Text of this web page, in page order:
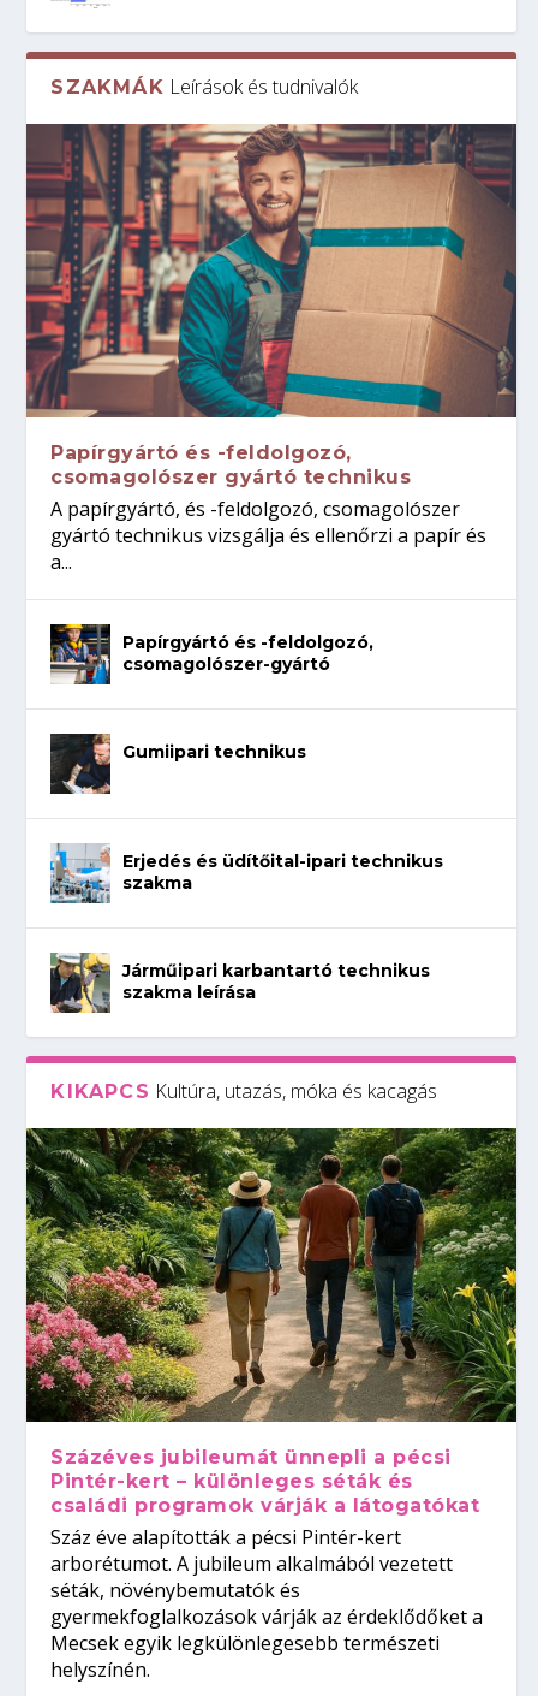
SZAKMÁK Leírások és tudnivalók
Papírgyártó és -feldolgozó,
csomagolószer gyártó technikus
A papírgyártó, és -feldolgozó, csomagolószer
gyártó technikus vizsgálja és ellenőrzi a papír és
a...
Papírgyártó és -feldolgozó,
csomagolószer-gyártó
Gumiipari technikus
Erjedés és üdítőital-ipari technikus
szakma
Járműipari karbantartó technikus
szakma leírása
KIKAPCS Kultúra, utazás, móka és kacagás
Százéves jubileumát ünnepli a pécsi
Pintér-kert – különleges séták és
családi programok várják a látogatókat
Száz éve alapították a pécsi Pintér-kert
arborétumot. A jubileum alkalmából vezetett
séták, növénybemutatók és
gyermekfoglalkozások várják az érdeklődőket a
Mecsek egyik legkülönlegesebb természeti
helyszínén.